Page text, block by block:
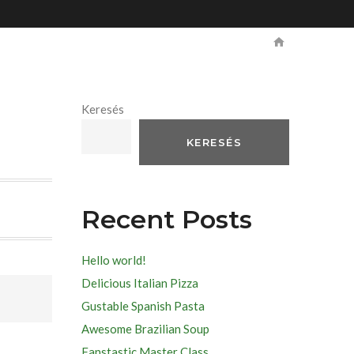
Keresés
KERESÉS
Recent Posts
Hello world!
Delicious Italian Pizza
Gustable Spanish Pasta
Awesome Brazilian Soup